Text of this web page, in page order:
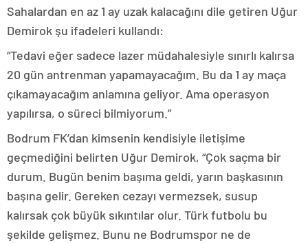
Sahalardan en az 1 ay uzak kalacağını dile getiren Uğur
Demirok şu ifadeleri kullandı:
“Tedavi eğer sadece lazer müdahalesiyle sınırlı kalırsa
20 gün antrenman yapamayacağım. Bu da 1 ay maça
çıkamayacağım anlamına geliyor. Ama operasyon
yapılırsa, o süreci bilmiyorum.”
Bodrum FK’dan kimsenin kendisiyle iletişime
geçmediğini belirten Uğur Demirok, “Çok saçma bir
durum. Bugün benim başıma geldi, yarın başkasının
başına gelir. Gereken cezayı vermezsek, susup
kalırsak çok büyük sıkıntılar olur. Türk futbolu bu
şekilde gelişmez. Bunu ne Bodrumspor ne de